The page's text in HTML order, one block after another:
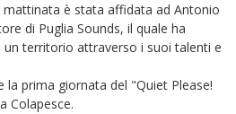
mattinata è stata affidata ad Antonio
di Puglia Sounds, il quale ha
territorio attraverso i suoi talenti e
la prima giornata del "Quiet Please!
Colapesce.